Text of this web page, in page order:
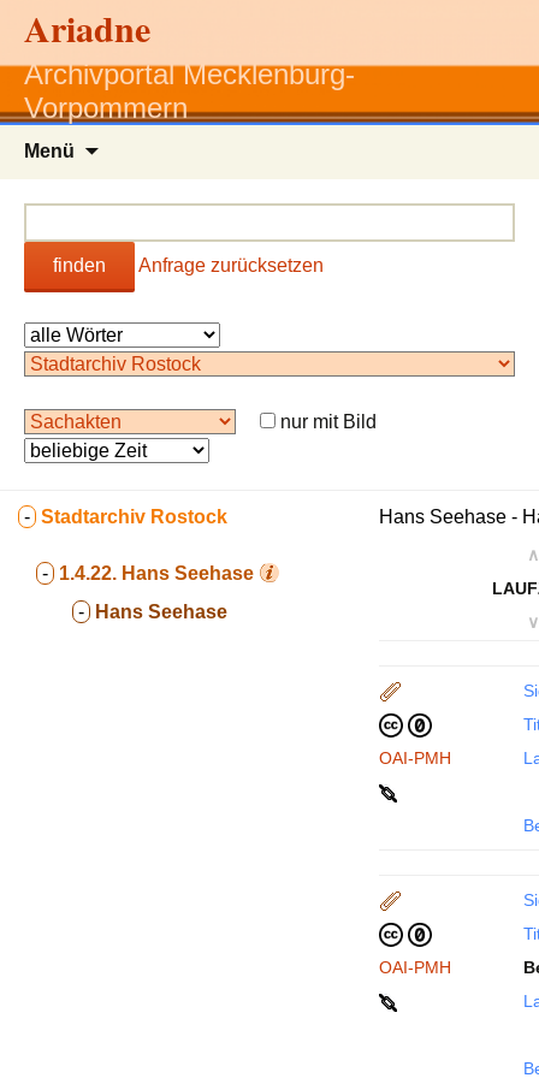
Ariadne
Archivportal Mecklenburg-
Vorpommern
Menü
finden Anfrage zurücksetzen
nur mit Bild
- Stadtarchiv Rostock
- 1.4.22. Hans Seehase
- Hans Seehase
Hans Seehase -
∧
∨
OAI-PMH
OAI-PMH